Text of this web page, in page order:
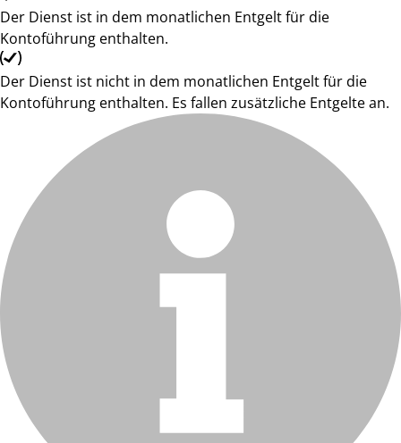
Der Dienst ist in dem monatlichen Entgelt für die
Kontoführung enthalten.
Der Dienst ist nicht in dem monatlichen Entgelt für die
Kontoführung enthalten. Es fallen zusätzliche Entgelte an.